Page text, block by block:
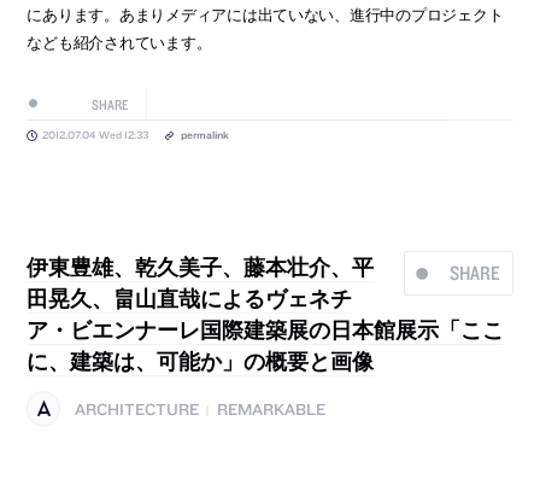
にあります。あまりメディアには出ていない、進行中のプロジェクト
なども紹介されています。
SHARE
2012.07.04 Wed 12:33 permalink
SHARE
伊東豊雄、乾久美子、藤本壮介、平
田晃久、畠山直哉によるヴェネチ
ア・ビエンナーレ国際建築展の日本館展示「ここ
に、建築は、可能か」の概要と画像
ARCHITECTURE REMARKABLE